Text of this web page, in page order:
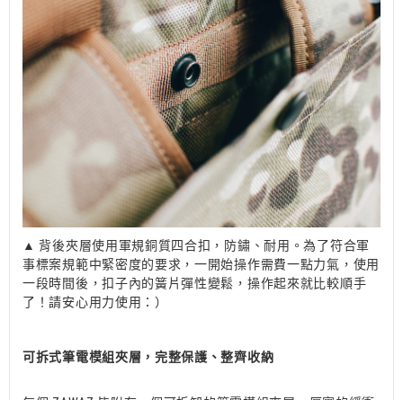
▲ 背後夾層使用軍規銅質四合扣，防鏽、耐用。為了符合軍
事標案規範中緊密度的要求，一開始操作需費一點力氣，使用
一段時間後，扣子內的簧片彈性變鬆，操作起來就比較順手
了！請安心用力使用：）
可拆式筆電模組夾層，完整保護、整齊收納